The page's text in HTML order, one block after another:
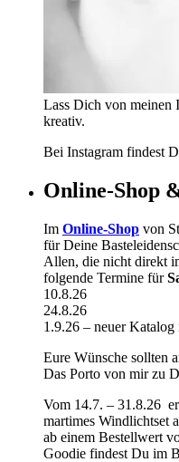
Lass Dich von meinen
kreativ.
Bei Instagram findest
Online-Shop
Im Online-Shop von
für Deine
Allen, die nicht direkt
folgende Termine für
10.8.26
24.8.26
1.9.26 – neuer
Eure Wünsche sollten
Das Porto von mir zu
Vom 14.7. – 31.8.26
martimes Windlichtset
ab einem Bestellwert
Goodie findest Du im